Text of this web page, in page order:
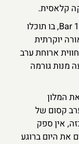
המלון כולל גם בר מפורסם בשם Bar 190, בו תוכלו
ארוחת ערב
גורמה
של
ספק
היום ברוגע